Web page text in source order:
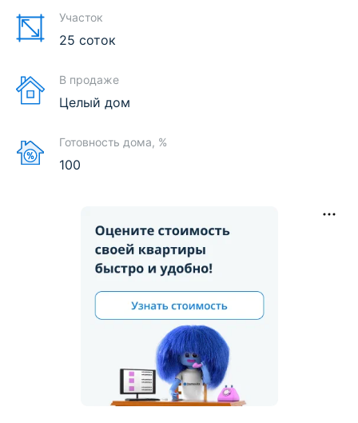
Участок
25 соток
В продаже
Целый дом
Готовность дома, %
100